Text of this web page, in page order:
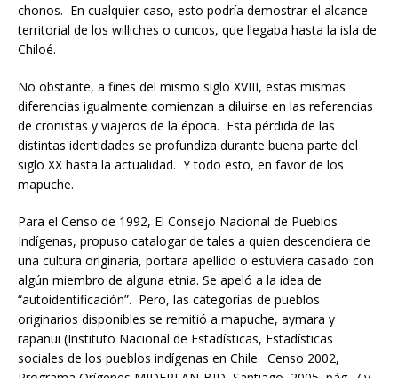
chonos. En cualquier caso, esto podría demostrar el alcance
territorial de los williches o cuncos, que llegaba hasta la isla de
Chiloé.
No obstante, a fines del mismo siglo XVIII, estas mismas
diferencias igualmente comienzan a diluirse en las referencias
de cronistas y viajeros de la época. Esta pérdida de las
distintas identidades se profundiza durante buena parte del
siglo XX hasta la actualidad. Y todo esto, en favor de los
mapuche.
Para el Censo de 1992, El Consejo Nacional de Pueblos
Indígenas, propuso catalogar de tales a quien descendiera de
una cultura originaria, portara apellido o estuviera casado con
algún miembro de alguna etnia. Se apeló a la idea de
“autoidentificación”. Pero, las categorías de pueblos
originarios disponibles se remitió a mapuche, aymara y
rapanui (Instituto Nacional de Estadísticas, Estadísticas
sociales de los pueblos indígenas en Chile. Censo 2002,